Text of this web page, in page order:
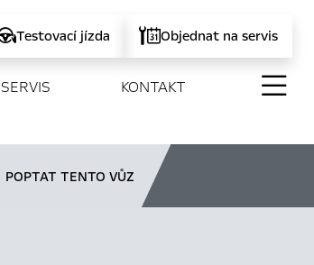
Testovací jízda Objednat na servis
SERVIS KONTAKT
POPTAT TENTO VŮZ